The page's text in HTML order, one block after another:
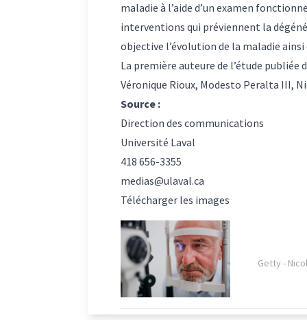
maladie à l’aide d’un examen
interventions qui préviennent la
objective l’évolution de la maladie
La première auteure de l’étude publiée
Véronique Rioux, Modesto Peralta III,
Source :
Direction des communications
Université Laval
418 656-3355
medias@ulaval.ca
Télécharger les images
Getty -